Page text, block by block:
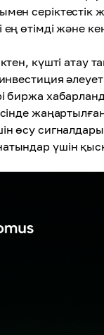
өтімді және
күшті
биржа
өсу
үшін